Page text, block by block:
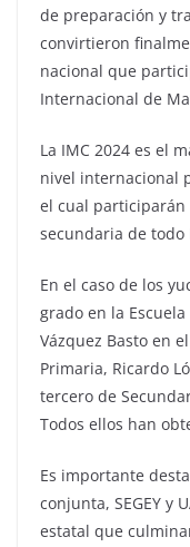
de preparación y
convirtieron
nacional que
Internacional de
La IMC 2024 es el
nivel internacional
el cual participarán
secundaria de todo
En el caso de los
grado en la
Vázquez Basto en
Primaria, Ricardo
tercero de
Todos ellos han
Es importante
conjunta, SEGEY y
estatal que